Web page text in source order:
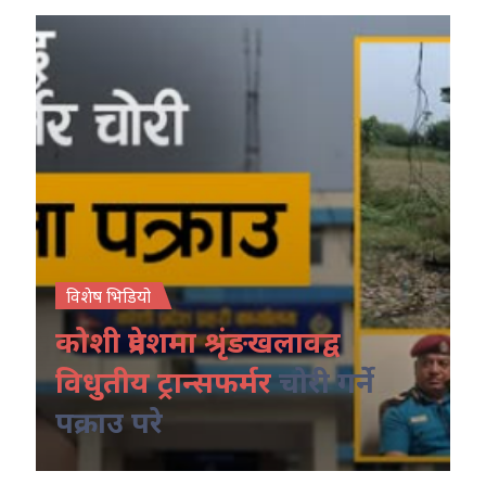
विशेष भिडियो
कोशी प्रदेशमा श्रृंङखलावद्व
विधुतीय ट्रान्सफर्मरचोरी गर्ने
पक्राउ परे